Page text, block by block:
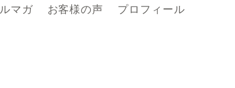
マガ お客様の声 プロフィール